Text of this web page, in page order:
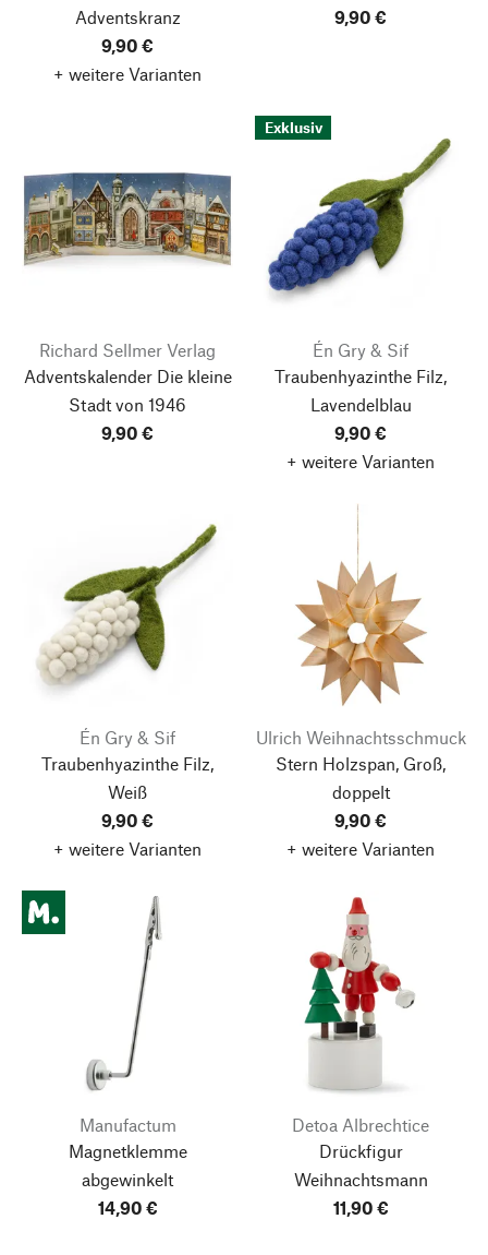
Adventskranz
9,90 €
+ weitere Varianten
9,90 €
Richard Sellmer Verlag
Adventskalender Die kleine
Stadt von 1946
9,90 €
Exklusiv
Én Gry & Sif
Traubenhyazinthe Filz,
Lavendelblau
9,90 €
+ weitere Varianten
Én Gry & Sif
Traubenhyazinthe Filz,
Weiß
9,90 €
+ weitere Varianten
Ulrich Weihnachtsschmuck
Stern Holzspan, Groß,
doppelt
9,90 €
+ weitere Varianten
Manufactum
Magnetklemme
abgewinkelt
14,90 €
Detoa Albrechtice
Drückfigur
Weihnachtsmann
11,90 €